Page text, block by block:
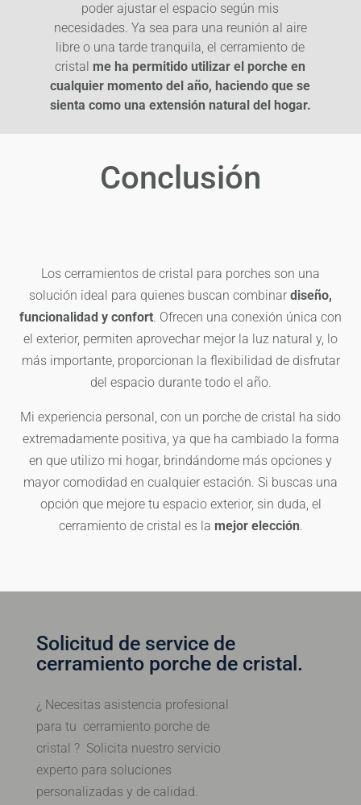
poder ajustar el espacio según mis
necesidades. Ya sea para una reunión al aire
libre o una tarde tranquila, el cerramiento de
cristal me ha permitido utilizar el porche en
cualquier momento del año, haciendo que se
sienta como una extensión natural del hogar.
Conclusión
Los cerramientos de cristal para porches son una
solución ideal para quienes buscan combinar diseño,
funcionalidad y confort. Ofrecen una conexión única con
el exterior, permiten aprovechar mejor la luz natural y, lo
más importante, proporcionan la flexibilidad de disfrutar
del espacio durante todo el año.
Mi experiencia personal, con un porche de cristal ha sido
extremadamente positiva, ya que ha cambiado la forma
en que utilizo mi hogar, brindándome más opciones y
mayor comodidad en cualquier estación. Si buscas una
opción que mejore tu espacio exterior, sin duda, el
cerramiento de cristal es la mejor elección.
Solicitud de service de
cerramiento porche de cristal.
¿ Necesitas asistencia profesional
para tu cerramiento porche de
cristal ? Solicita nuestro servicio
experto para soluciones
personalizadas y de calidad.